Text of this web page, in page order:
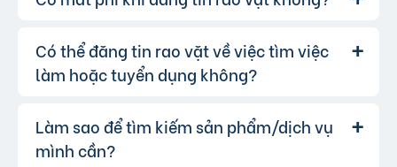
Trả lời: Chúng tôi cung cấp gói đăng tin miễn
phí cơ bản cho tất cả người dùng. Tuy nhiên, để
thị, bạn có thể lựa chọn các gói dịch vụ nâng
cấp với chi phí hợp lý, xem thêmphí dịch vụ tin
VIP.
Có thể đăng tin rao vặt về việc tìm việc
làm hoặc tuyển dụng không?
Trả lời: Hoàn toàn có thể. Website của chúng
tôi hỗ trợ đăng tin tuyển dụng và tìm việc làm.
Làm sao để tìm kiếm sản phẩm/dịch vụ
mình cần?